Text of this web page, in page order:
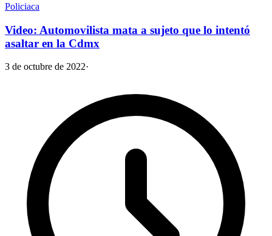
Policiaca
Video: Automovilista mata a sujeto que lo intentó
asaltar en la Cdmx
3 de octubre de 2022·